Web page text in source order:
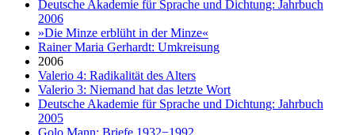
Deutsche Akademie für Sprache und Dichtung: Jahrbuch
2006
»Die Minze erblüht in der Minze«
Rainer Maria Gerhardt: Umkreisung
2006
Valerio 4: Radikalität des Alters
Valerio 3: Niemand hat das letzte Wort
Deutsche Akademie für Sprache und Dichtung: Jahrbuch
2005
Golo Mann: Briefe 1932−1992